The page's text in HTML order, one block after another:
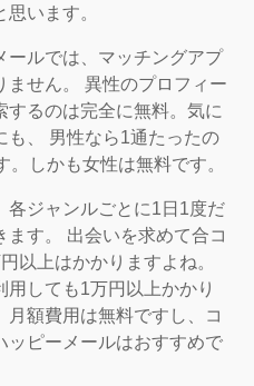
います。
ールでは、マッチングアプ
ません。 異性のプロフィー
するのは完全に無料。気に
も、 男性なら1通たったの
しかも女性は無料です。
各ジャンルごとに1日1度だ
す。 出会いを求めて合コ
以上はかかりますよね。
しても1万円以上かかり
月額費用は無料ですし、コ
ッピーメールはおすすめで